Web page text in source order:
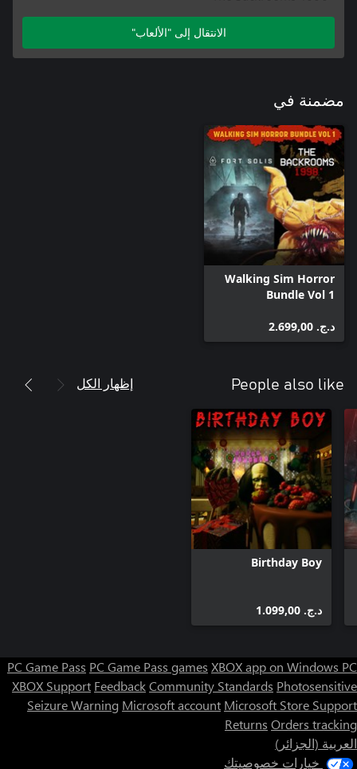
الانتقال إلى "الألعاب"
مضمنة في
Walking Sim Horror
Bundle Vol 1
د.ج.‏ 2.699,00
People also like إظهار الكل
Birthday Boy
د.ج.‏ 1.099,00
PC Game Pass PC Game Pass games XBOX app on Windows PC
XBOX Support FeedbackCommunity Standards Photosensitive
Seizure Warning Microsoft account Microsoft Store Support
Returns Orders tracking
العربية (الجزائر)
خيارات خصوصيتك